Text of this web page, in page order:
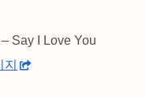
Say I Love You